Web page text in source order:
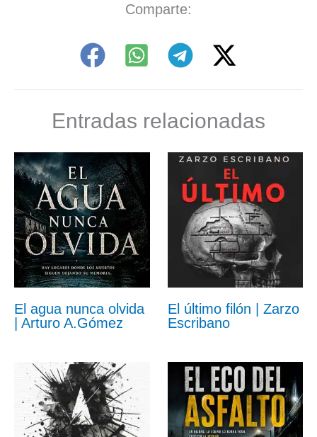
Comparte:
Entradas relacionadas
El agua nunca olvida
| Arturo A.Gómez
El último filón | Zarzo
Escribano